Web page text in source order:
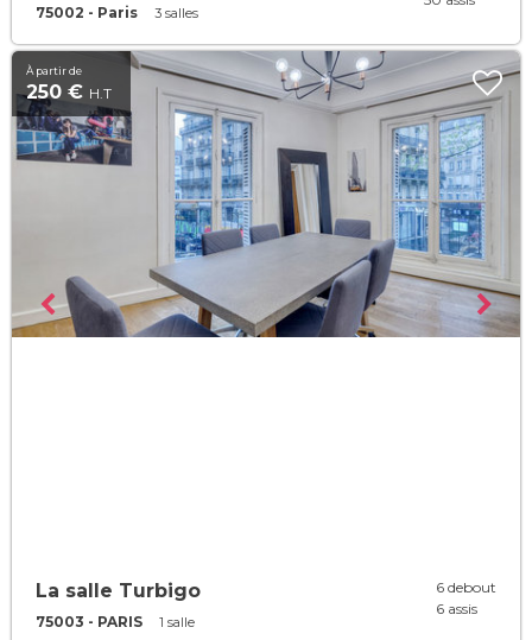
75002 - Paris 3 salles
À partir de
250 € H.T
La salle Turbigo
75003 - PARIS 1 salle
6 debout
6 assis